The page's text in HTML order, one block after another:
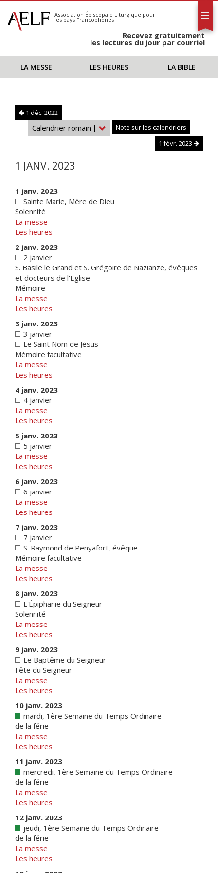
S'abonner
Calendrier
Association Épiscopale Liturgique pour
les pays Francophones
Recevez gratuitement
les lectures du jour par courriel
LA MESSE LES HEURES LA BIBLE
1 déc. 2022
Calendrier romain |
Note sur les calendriers
1 févr. 2023
1 JANV. 2023
1 janv. 2023
Sainte Marie, Mère de Dieu
Solennité
La messe
Les heures
2 janv. 2023
2 janvier
S. Basile le Grand et S. Grégoire de Nazianze, évêques
et docteurs de l'Eglise
Mémoire
La messe
Les heures
3 janv. 2023
3 janvier
Le Saint Nom de Jésus
Mémoire facultative
La messe
Les heures
4 janv. 2023
4 janvier
La messe
Les heures
5 janv. 2023
5 janvier
La messe
Les heures
6 janv. 2023
6 janvier
La messe
Les heures
7 janv. 2023
7 janvier
S. Raymond de Penyafort, évêque
Mémoire facultative
La messe
Les heures
8 janv. 2023
L'Épiphanie du Seigneur
Solennité
La messe
Les heures
9 janv. 2023
Le Baptême du Seigneur
Fête du Seigneur
La messe
Les heures
10 janv. 2023
mardi, 1ère Semaine du Temps Ordinaire
de la férie
La messe
Les heures
11 janv. 2023
mercredi, 1ère Semaine du Temps Ordinaire
de la férie
La messe
Les heures
12 janv. 2023
jeudi, 1ère Semaine du Temps Ordinaire
de la férie
La messe
Les heures